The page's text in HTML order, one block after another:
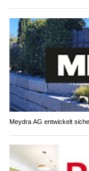
Meydra AG entwickelt